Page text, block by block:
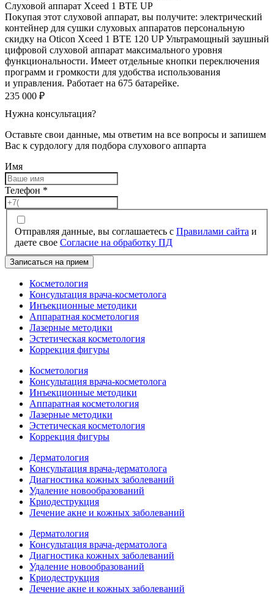
Слуховой аппарат Xceed 1 BTE UP
Покупая этот слуховой аппарат, вы получите: электрический
контейнер для сушки слуховых аппаратов персональную
скидку на Oticon Xceed 1 BTE 120 UP Ультрамощный заушный
цифровой слуховой аппарат максимального уровня
функциональности. Имеет отдельные кнопки переключения
программ и громкости для удобства использования
и управления. Работает на 675 батарейке.
235 000 ₽
Нужна консультация?
Оставьте свои данные, мы ответим на все вопросы и запишем
Вас к сурдологу для подбора слухового аппарта
Имя
Телефон *
Отправляя данные, вы соглашаетесь с Правилами сайта и
даете свое Согласие на обработку ПД
Записаться на прием
Косметология
Консультация врача-косметолога
Инъекционные методики
Аппаратная косметология
Лазерные методики
Эстетическая косметология
Коррекция фигуры
Косметология
Консультация врача-косметолога
Инъекционные методики
Аппаратная косметология
Лазерные методики
Эстетическая косметология
Коррекция фигуры
Дерматология
Консультация врача-дерматолога
Диагностика кожных заболеваний
Удаление новообразований
Криодеструкция
Лечение акне и кожных заболеваний
Дерматология
Консультация врача-дерматолога
Диагностика кожных заболеваний
Удаление новообразований
Криодеструкция
Лечение акне и кожных заболеваний